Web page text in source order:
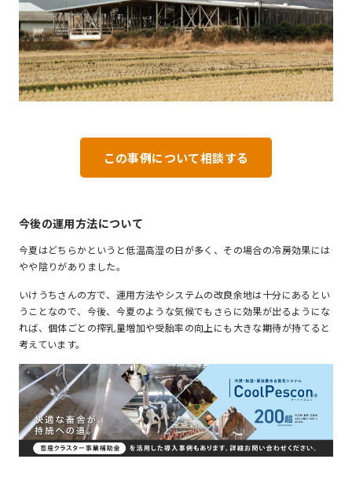
この事例について相談する
今後の運用方法について
今夏はどちらかというと低温高湿の日が多く、その場合の冷房効果には
やや陰りがありました。
いけうちさんの方で、運用方法やシステムの改良余地は十分にあるとい
うことなので、今後、今夏のような気候でもさらに効果が出るようにな
れば、個体ごとの搾乳量増加や受胎率の向上にも大きな期待が持てると
考えています。